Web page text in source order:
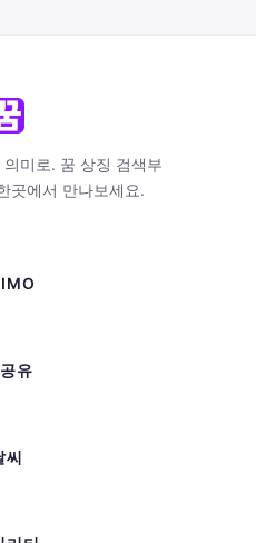
미로. 꿈 상징 검색부
곳에서 만나보세요.
유
씨